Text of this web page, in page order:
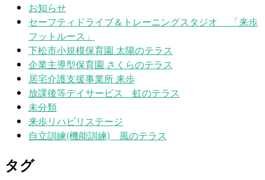
お知らせ
セーフティドライブ＆トレーニングスタジオ 「来歩
フットルース」
下松市小規模保育園 太陽のテラス
企業主導型保育園 さくらのテラス
居宅介護支援事業所 来歩
放課後等デイサービス 虹のテラス
未分類
来歩リハビリステージ
自立訓練(機能訓練) 風のテラス
タグ